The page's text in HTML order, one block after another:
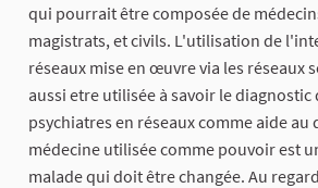
qui pourrait être composée de
magistrats, et civils. L'utilisation de
réseaux mise en œuvre via les réseaux
aussi etre utilisée à savoir le diagnostic
psychiatres en réseaux comme aide au
médecine utilisée comme pouvoir est
malade qui doit être changée. Au